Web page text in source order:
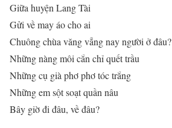
Giữa huyện Lang Tài
Gửi về may áo cho ai
Chuông chùa văng vẳng nay người ở đâu?
Những nàng môi cắn chỉ quết trầu
Những cụ già phơ phơ tóc trắng
Những em sột soạt quần nâu
Bây giờ đi đâu, về đâu?